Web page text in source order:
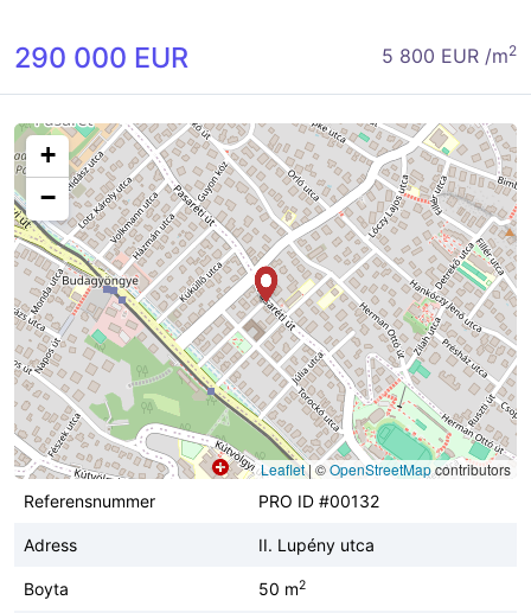
290 000 EUR 5 800 EUR /m2
+
−
Leaflet|©OpenStreetMapcontributors
Referensnummer
PRO ID #00132
Adress II. Lupény utca
Boyta 50 m2